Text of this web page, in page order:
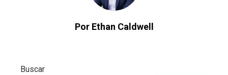
Por Ethan Caldwell
Buscar